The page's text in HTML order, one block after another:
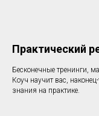
Практический
Бесконечные тренинги,
Коуч научит вас,
знания на практике.